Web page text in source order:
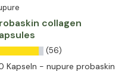
collagen
(56)
Kapseln - nupure probaskin